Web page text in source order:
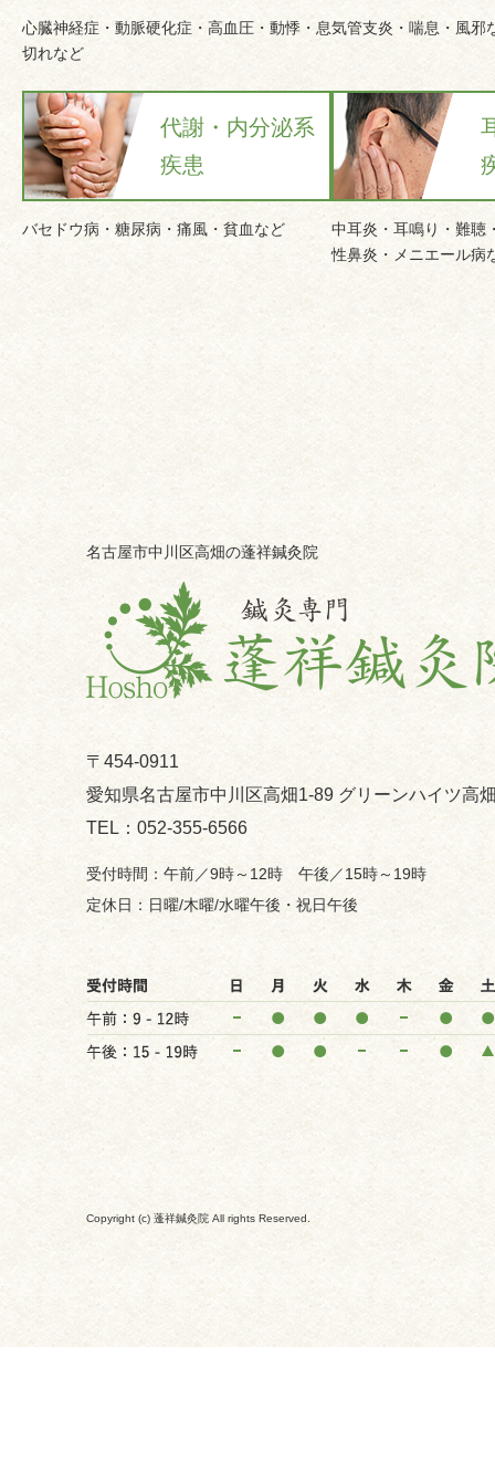
心臓神経症・動脈硬化症・高血圧・動悸・息
切れなど
気管支炎・喘息・風邪
代謝・内分泌系
疾患
バセドウ病・糖尿病・痛風・貧血など
中耳炎・耳鳴り・難聴
性鼻炎・メニエール病
名古屋市中川区高畑の蓬祥鍼灸院
〒454-0911
愛知県名古屋市中川区高畑1-89 グリーンハイツ高
052-355-6566
午前／9時～12時 午後／15時～19時
日曜/木曜/水曜午後・祝日午後
Copyright (c) 蓬祥鍼灸院 All rights Reserved.